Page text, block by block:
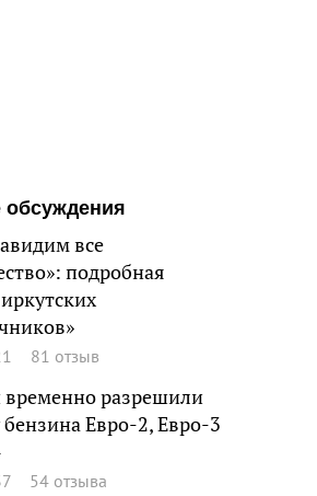
обсуждения
все
подробная
81 отзыв
временно разрешили
Евро-2, Евро-3
54 отзыва